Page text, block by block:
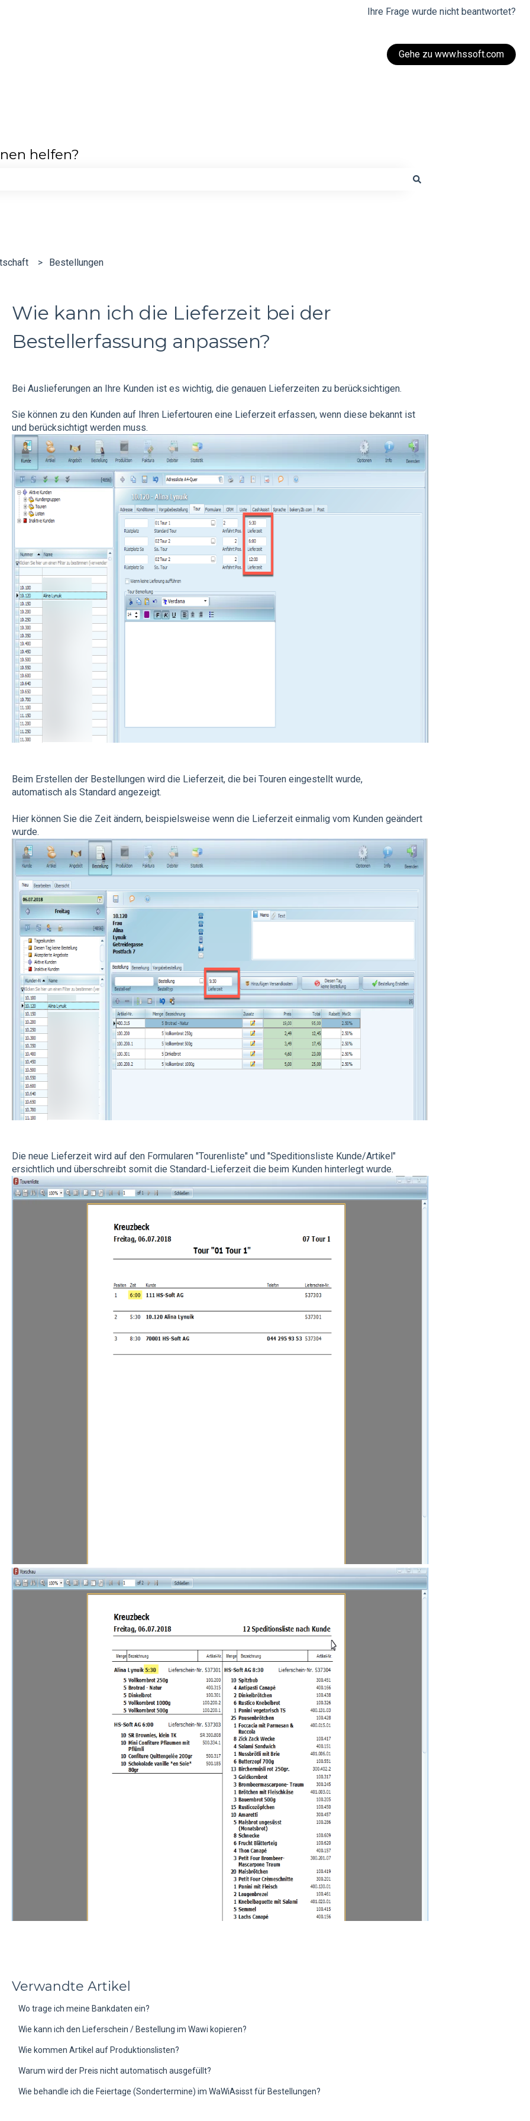
Ihre Frage wurde nicht beantwortet?
Gehe zu www.hssoft.com
helfen?
Bestellungen
Wie kann ich die Lieferzeit bei der
Bestellerfassung anpassen?
Bei Auslieferungen an Ihre Kunden ist es wichtig, die genauen Lieferzeiten zu berücksichtigen.
Sie können zu den Kunden auf Ihren Liefertouren eine Lieferzeit erfassen, wenn diese bekannt ist
und berücksichtigt werden muss.
Beim Erstellen der Bestellungen wird die Lieferzeit, die bei Touren eingestellt wurde,
automatisch als Standard angezeigt.
Hier können Sie die Zeit ändern, beispielsweise wenn die Lieferzeit einmalig vom Kunden geändert
wurde.
Die neue Lieferzeit wird auf den Formularen "Tourenliste" und "Speditionsliste Kunde/Artikel"
ersichtlich und überschreibt somit die Standard-Lieferzeit die beim Kunden hinterlegt wurde.
Verwandte Artikel
Wo trage ich meine Bankdaten ein?
Wie kann ich den Lieferschein / Bestellung im Wawi kopieren?
Wie kommen Artikel auf Produktionslisten?
Warum wird der Preis nicht automatisch ausgefüllt?
Wie behandle ich die Feiertage (Sondertermine) im WaWiAsisst für Bestellungen?